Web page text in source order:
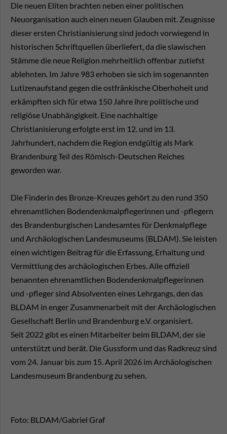
Die neuen Eliten brachten neben einer politischen
Neuorganisation auch einen neuen Glauben mit. Zeugnisse
dieser ersten Christianisierung sind jedoch vorwiegend in
historischen Schriftquellen überliefert, da die slawischen
Stämme die neue Religion mehrheitlich offenbar zutiefst
ablehnten. Im Jahre 983 erhoben sie sich im sogenannten
Lutizenaufstand gegen die ostfränkische Oberhoheit und
erkämpften sich für etwa 150 Jahre ihre politische und
religiöse Unabhängigkeit. Eine nachhaltige
Christianisierung erfolgte erst im 12. und im 13.
Jahrhundert, nachdem die Region endgültig als Mark
Brandenburg Teil des Römisch-Deutschen Reiches
geworden war.
Die Finderin des Bronze-Kreuzes gehört zu den rund 350
ehrenamtlichen Bodendenkmalpflegerinnen und -pflegern
des Brandenburgischen Landesamtes für Denkmalpflege
und Archäologischen Landesmuseums (BLDAM). Sie leisten
einen wichtigen Beitrag für die Erfassung, Erhaltung und
Vermittlung des archäologischen Erbes. Alle offiziell
benannten ehrenamtlichen Bodendenkmalpflegerinnen
und -pfleger sind Absolventen eines Lehrgangs, den das
BLDAM in enger Zusammenarbeit mit der Archäologischen
Gesellschaft Berlin und Brandenburg e.V. organisiert.
Seit 2022 gibt es einen Mitarbeiter beim BLDAM, der sie
unterstützt und berät. Die Gussform und das Radkreuz sind
vom 24. Januar bis zum 15. April 2026 im Archäologischen
Landesmuseum Brandenburg zu sehen.
Foto: BLDAM/Gabriel Graf